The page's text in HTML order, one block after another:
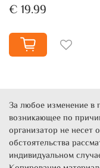
€ 19.99
За любое изменение в
возникающее по
организатор не
обстоятельства
индивидуальном